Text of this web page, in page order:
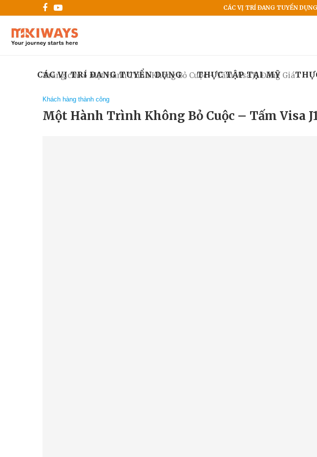
CÁC VỊ TRÍ ĐANG TUYỂN DỤNG
CÁC VỊ TRÍ ĐANG TUYỂN DỤNG THỰC TẬP TẠI MỸ
Trang chủ» Một Hành Trình Không Bỏ Cuộc – Tấm Visa J1 Đáng Giá
Khách hàng thành công
Một Hành Trình Không Bỏ Cuộc – Tấm Visa